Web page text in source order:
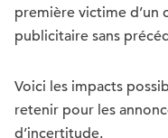
première victime
publicitaire sans
Voici les impacts
retenir pour les
d’incertitude.